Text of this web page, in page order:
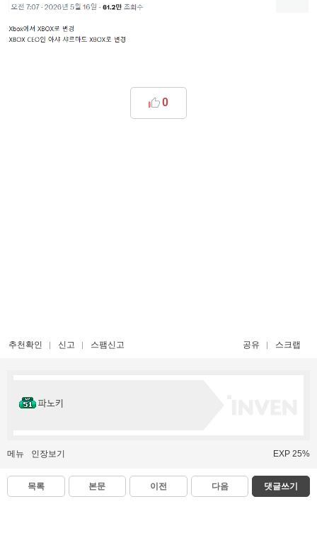
0
추천확인 신고 스팸신고 공유 스크랩
파노키
메뉴 인장보기 EXP 25%
목록 본문 이전 다음 댓글쓰기